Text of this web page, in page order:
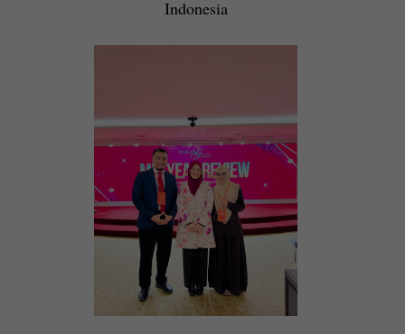
Indonesia